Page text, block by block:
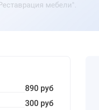
мебели".
890 руб
300 руб